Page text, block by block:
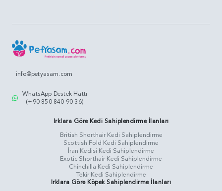
info@petyasam.com
WhatsApp Destek Hattı
(+90 850 840 90 36)
Irklara Göre Kedi Sahiplendirme İlanları
British Shorthair Kedi Sahiplendirme
Scottish Fold Kedi Sahiplendirme
İran Kedisi Kedi Sahiplendirme
Exotic Shorthair Kedi Sahiplendirme
Chinchilla Kedi Sahiplendirme
Tekir Kedi Sahiplendirme
Irklara Göre Köpek Sahiplendirme İlanları